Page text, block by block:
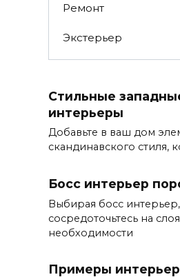
Ремонт
Экстерьер
Стильные
интерьеры
Добавьте в ваш дом
скандинавского стиля,
Босс интерьер
Выбирая босс интерьер,
сосредоточьтесь на
необходимости
Примеры